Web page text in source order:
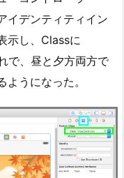
イデンティティイン
示し、Classに
で、昼と夕方両方で
うになった。